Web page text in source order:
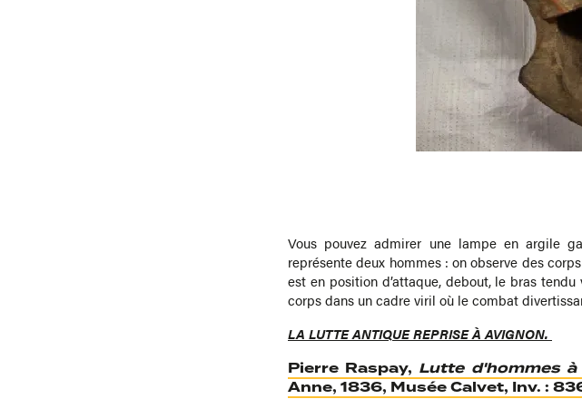
Vous pouvez admirer une lampe en argile
représente deux hommes : on observe des
est en position d’attaque, debout, le bras
corps dans un cadre viril où le combat
LA LUTTE ANTIQUE REPRISE À AVIGNON.
Pierre Raspay, Lutte d'hommes
Anne, 1836, Musée Calvet, Inv. :